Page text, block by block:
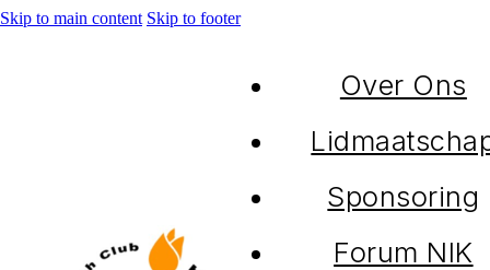
Skip to main content Skip to footer
Over Ons
Sponsoring
Forum NIK